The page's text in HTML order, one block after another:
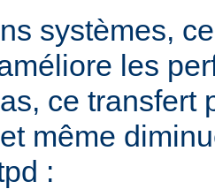
systèmes,
les
ce transfert
même
: